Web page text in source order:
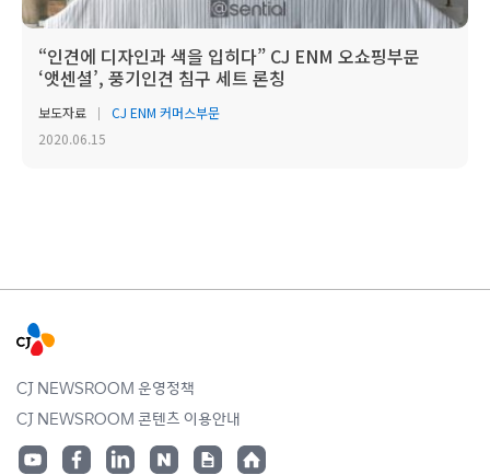
“인견에 디자인과 색을 입히다” CJ ENM 오쇼핑부문
‘앳센셜’, 풍기인견 침구 세트 론칭
보도자료
CJ ENM 커머스부문
2020.06.15
CJ NEWSROOM 운영정책
CJ NEWSROOM 콘텐츠 이용안내